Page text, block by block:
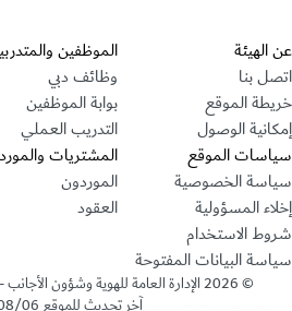
قسم
عن الهيئة
اتصل بنا
خريطة الموقع
إمكانية الوصول
الموظفين
وظائف دبي
بوابة الموظفين
التدريب العملي
سياسات الموقع
سياسة الخصوصية
إخلاء المسؤولية
شروط الاستخدام
سياسة البيانات المفتوحة
المشتريات
الموردون
العقود
©
2026الإدارة العامة للهوية وشؤون
آخر تحديث للموقع 06